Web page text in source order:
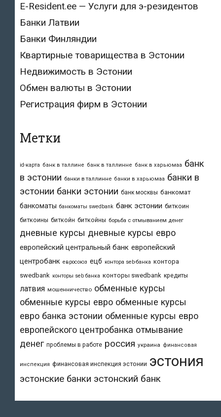
E-Resident.ee — Услуги для э-резидентов
Банки Латвии
Банки Финляндии
Квартирные товарищества в Эстонии
Недвижимость в Эстонии
Обмен валюты в Эстонии
Регистрация фирм в Эстонии
Метки
id-карта банк в таллине банк в таллинне банк в харьюмаа банк
в эстонии банки в таллинне банки в харьюмаа банки в
эстонии банки эстонии банк москвы банкомат
банкоматы банкоматы swedbank банк эстонии биткоин
биткоины биткойн биткойны борьба с отмыванием денег
дневные курсы дневные курсы евро
европейский центральный банк европейский
центробанк евросоюз ецб контора seb-банка контора
swedbank конторы seb банка конторы swedbank кредиты
латвия мошенничество обменные курсы
обменные курсы евро обменные курсы
евро банка эстонии обменные курсы евро
европейского центробанка отмывание
денег проблемы в работе россия украина финансовая
инспекция финансовая инспекция эстонии эстония
эстонские банки эстонский банк